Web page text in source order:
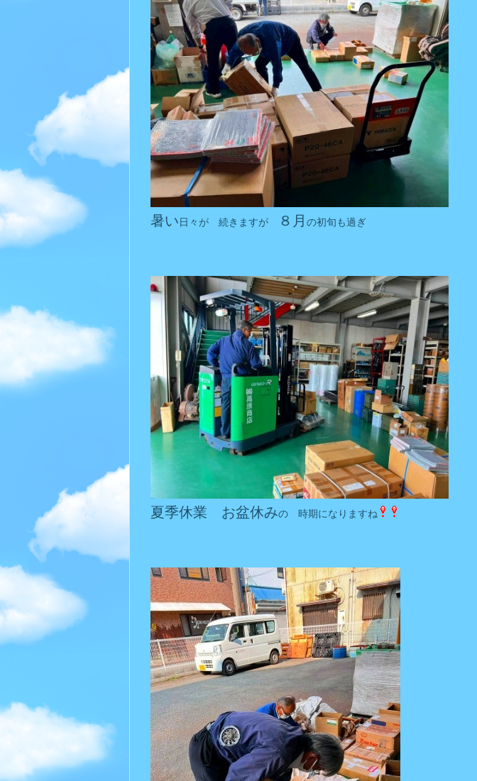
暑い日々が 続きますが ８月 の初旬も過ぎ
夏季休業 お盆休みの 時期になりますね